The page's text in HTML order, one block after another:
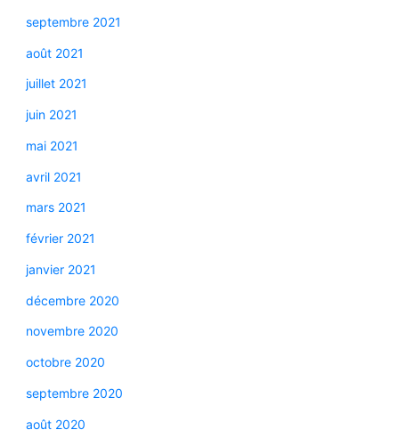
septembre 2021
août 2021
juillet 2021
juin 2021
mai 2021
avril 2021
mars 2021
février 2021
janvier 2021
décembre 2020
novembre 2020
octobre 2020
septembre 2020
août 2020